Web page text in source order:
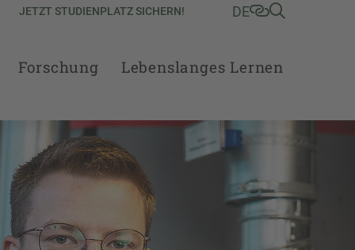
JETZT STUDIENPLATZ SICHERN! DE
Forschung Lebenslanges Lernen